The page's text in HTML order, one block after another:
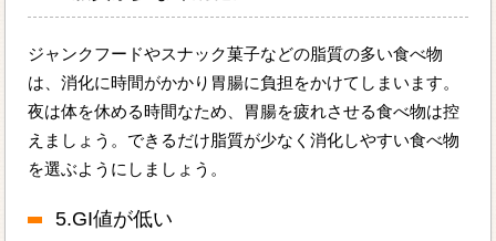
ジャンクフードやスナック菓子などの脂質の多い食べ物
は、消化に時間がかかり胃腸に負担をかけてしまいます。
夜は体を休める時間なため、胃腸を疲れさせる食べ物は控
えましょう。できるだけ脂質が少なく消化しやすい食べ物
を選ぶようにしましょう。
5.GI値が低い